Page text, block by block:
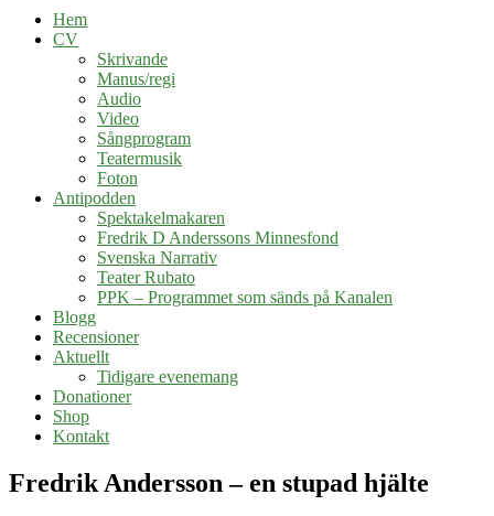
Hem
CV
Skrivande
Manus/regi
Audio
Video
Sångprogram
Teatermusik
Foton
Antipodden
Spektakelmakaren
Fredrik D Anderssons Minnesfond
Svenska Narrativ
Teater Rubato
PPK – Programmet som sänds på Kanalen
Blogg
Recensioner
Aktuellt
Tidigare evenemang
Donationer
Shop
Kontakt
Fredrik Andersson – en stupad hjälte